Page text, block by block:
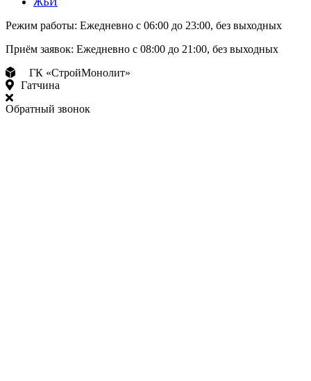
Режим работы: Ежедневно с 06:00 до 23:00, без выходных
Приём заявок: Ежедневно с 08:00 до 21:00, без выходных
ГК «СтройМонолит»
Гатчина
Обратный звонок